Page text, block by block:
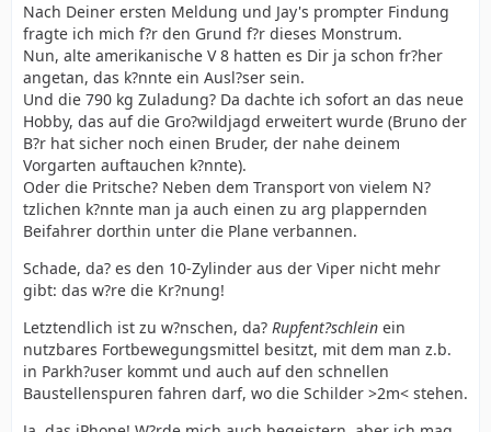
Nach Deiner ersten Meldung und Jay's prompter Findung
fragte ich mich f?r den Grund f?r dieses Monstrum.
Nun, alte amerikanische V 8 hatten es Dir ja schon fr?her
angetan, das k?nnte ein Ausl?ser sein.
Und die 790 kg Zuladung? Da dachte ich sofort an das neue
Hobby, das auf die Gro?wildjagd erweitert wurde (Bruno der
B?r hat sicher noch einen Bruder, der nahe deinem
Vorgarten auftauchen k?nnte).
Oder die Pritsche? Neben dem Transport von vielem N?
tzlichen k?nnte man ja auch einen zu arg plappernden
Beifahrer dorthin unter die Plane verbannen.
Schade, da? es den 10-Zylinder aus der Viper nicht mehr
gibt: das w?re die Kr?nung!
Letztendlich ist zu w?nschen, da? Rupfent?schlein ein
nutzbares Fortbewegungsmittel besitzt, mit dem man z.b.
in Parkh?user kommt und auch auf den schnellen
Baustellenspuren fahren darf, wo die Schilder >2m< stehen.